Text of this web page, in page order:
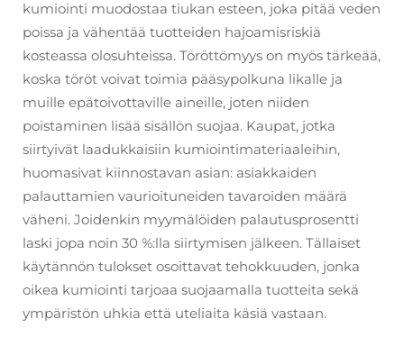
kumiointi muodostaa tiukan esteen, joka pitää veden
poissa ja vähentää tuotteiden hajoamisriskiä
kosteassa olosuhteissa. Töröttömyys on myös tärkeää,
koska töröt voivat toimia pääsypolkuna likalle ja
muille epätoivottaville aineille, joten niiden
poistaminen lisää sisällön suojaa. Kaupat, jotka
siirtyivät laadukkaisiin kumiointimateriaaleihin,
huomasivat kiinnostavan asian: asiakkaiden
palauttamien vaurioituneiden tavaroiden määrä
väheni. Joidenkin myymälöiden palautusprosentti
laski jopa noin 30 %:lla siirtymisen jälkeen. Tällaiset
käytännön tulokset osoittavat tehokkuuden, jonka
oikea kumiointi tarjoaa suojaamalla tuotteita sekä
ympäristön uhkia että uteliaita käsiä vastaan.